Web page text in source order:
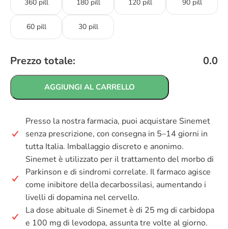
360 pill 180 pill 120 pill 90 pill
60 pill 30 pill
Prezzo totale: 0.0
AGGIUNGI AL CARRELLO
Presso la nostra farmacia, puoi acquistare Sinemet
senza prescrizione, con consegna in 5–14 giorni in
tutta Italia. Imballaggio discreto e anonimo.
Sinemet è utilizzato per il trattamento del morbo di
Parkinson e di sindromi correlate. Il farmaco agisce
come inibitore della decarbossilasi, aumentando i
livelli di dopamina nel cervello.
La dose abituale di Sinemet è di 25 mg di carbidopa
e 100 mg di levodopa, assunta tre volte al giorno.